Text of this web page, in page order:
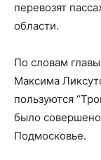
перевозят
области.
По словам
Максима
пользуются
было
Подмосковье.